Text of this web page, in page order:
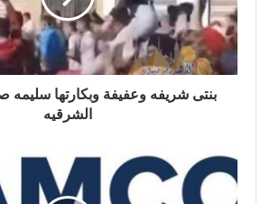
بنتى شريفه وعفيفة وبكارتها
الشرقيه